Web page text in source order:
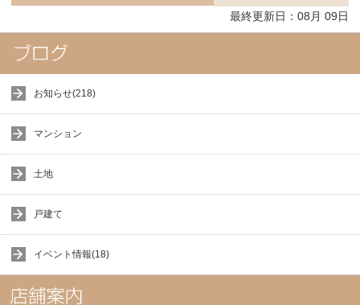
最終更新日： 08 月 09日
お知らせ(218)
マンション
土地
戸建て
イベント情報(18)